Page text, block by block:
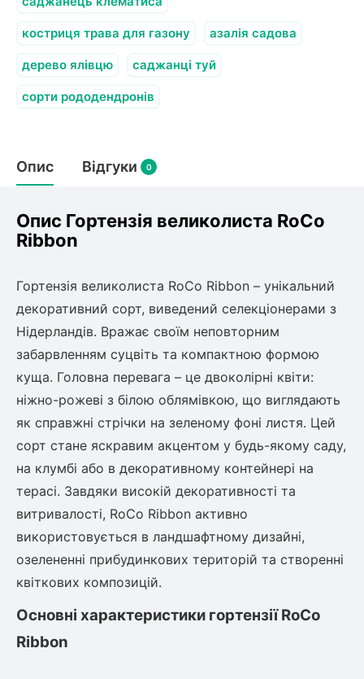
Оливкове Дерево
Мирт
Інжирний персик
Нектарин
Алича
Хурма
Шовковиця
Абрикос
Обліпиха
Кизил
Диплоидная слива
Азіатська груша
Смородина
Агрус
Актинідія
Ірга
Платан
Тамарикс
Вейгела
Пухироплідник
Спірея
Азалія
Штамбові троянди
Бузок
Жасмин (Чубушник)
Будлея
Лавровишня
Кизильник
Бобовник (Жерновець)
Піраканта
Бузина
Багаторічні рослини
Молодило (Кам'яні троянди)
Бамбук
Пряні трави
Вівсяниця
Кріплення агроволокна (агротканини)
Сітка затіняюча
Садова техніка
Рубальні машини
Картоплекопалки
Навантажувачі
костриця трава для газону азалія садова
дерево ялівцю саджанці туй
сорти рододендронів
Опис Відгуки 0
Опис Гортензія великолиста RoCo
Ribbon
Гортензія великолиста RoCo Ribbon – унікальний
декоративний сорт, виведений селекціонерами з
Нідерландів. Вражає своїм неповторним
забарвленням суцвіть та компактною формою
куща. Головна перевага – це двоколірні квіти:
ніжно-рожеві з білою облямівкою, що виглядають
як справжні стрічки на зеленому фоні листя. Цей
сорт стане яскравим акцентом у будь-якому саду,
на клумбі або в декоративному контейнері на
терасі. Завдяки високій декоративності та
витривалості, RoCo Ribbon активно
використовується в ландшафтному дизайні,
озелененні прибудинкових територій та створенні
квіткових композицій.
Основні характеристики гортензії RoCo
Ribbon